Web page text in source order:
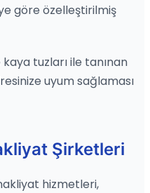
göre özelleştirilmiş
tuzları ile tanınan
uyum sağlaması
Şirketleri
hizmetleri,